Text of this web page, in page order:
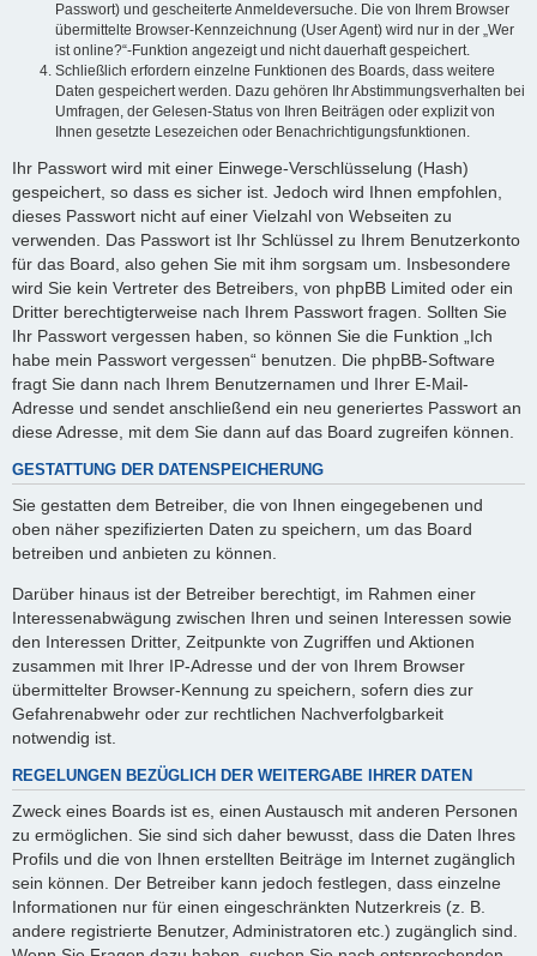
Passwort) und gescheiterte Anmeldeversuche. Die von Ihrem Browser
übermittelte Browser-Kennzeichnung (User Agent) wird nur in der „Wer
ist online?“-Funktion angezeigt und nicht dauerhaft gespeichert.
Schließlich erfordern einzelne Funktionen des Boards, dass weitere
Daten gespeichert werden. Dazu gehören Ihr Abstimmungsverhalten bei
Umfragen, der Gelesen-Status von Ihren Beiträgen oder explizit von
Ihnen gesetzte Lesezeichen oder Benachrichtigungsfunktionen.
Ihr Passwort wird mit einer Einwege-Verschlüsselung (Hash)
gespeichert, so dass es sicher ist. Jedoch wird Ihnen empfohlen,
dieses Passwort nicht auf einer Vielzahl von Webseiten zu
verwenden. Das Passwort ist Ihr Schlüssel zu Ihrem Benutzerkonto
für das Board, also gehen Sie mit ihm sorgsam um. Insbesondere
wird Sie kein Vertreter des Betreibers, von phpBB Limited oder ein
Dritter berechtigterweise nach Ihrem Passwort fragen. Sollten Sie
Ihr Passwort vergessen haben, so können Sie die Funktion „Ich
habe mein Passwort vergessen“ benutzen. Die phpBB-Software
fragt Sie dann nach Ihrem Benutzernamen und Ihrer E-Mail-
Adresse und sendet anschließend ein neu generiertes Passwort an
diese Adresse, mit dem Sie dann auf das Board zugreifen können.
GESTATTUNG DER DATENSPEICHERUNG
Sie gestatten dem Betreiber, die von Ihnen eingegebenen und
oben näher spezifizierten Daten zu speichern, um das Board
betreiben und anbieten zu können.
Darüber hinaus ist der Betreiber berechtigt, im Rahmen einer
Interessenabwägung zwischen Ihren und seinen Interessen sowie
den Interessen Dritter, Zeitpunkte von Zugriffen und Aktionen
zusammen mit Ihrer IP-Adresse und der von Ihrem Browser
übermittelter Browser-Kennung zu speichern, sofern dies zur
Gefahrenabwehr oder zur rechtlichen Nachverfolgbarkeit
notwendig ist.
REGELUNGEN BEZÜGLICH DER WEITERGABE IHRER DATEN
Zweck eines Boards ist es, einen Austausch mit anderen Personen
zu ermöglichen. Sie sind sich daher bewusst, dass die Daten Ihres
Profils und die von Ihnen erstellten Beiträge im Internet zugänglich
sein können. Der Betreiber kann jedoch festlegen, dass einzelne
Informationen nur für einen eingeschränkten Nutzerkreis (z. B.
andere registrierte Benutzer, Administratoren etc.) zugänglich sind.